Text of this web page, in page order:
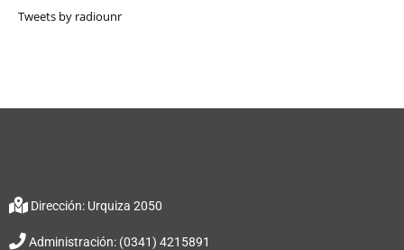
Tweets by radiounr
Dirección: Urquiza 2050
Administración: (0341) 4215891